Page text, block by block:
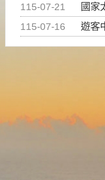
115-07-21
國家太空中心為辦
115-07-16
遊客